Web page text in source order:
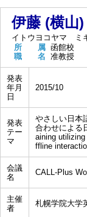
伊藤 (横
イトウヨコヤマ ミ
所 属 函館校
職 名 准教授
発表
年月
日
2015/10
発表
テー
マ
やさしい日本
合わせによる
aining
ffline
会議
名
CALL-Plus
主催
者
札幌学院大学